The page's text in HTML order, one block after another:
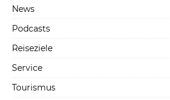
News
Podcasts
Reiseziele
Service
Tourismus